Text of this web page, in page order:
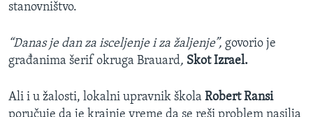
stanovništvo.
“Danas je dan za isceljenje i za žaljenje”, govorio je
građanima šerif okruga Brauard, Skot Izrael.
Ali i u žalosti, lokalni upravnik škola Robert Ransi